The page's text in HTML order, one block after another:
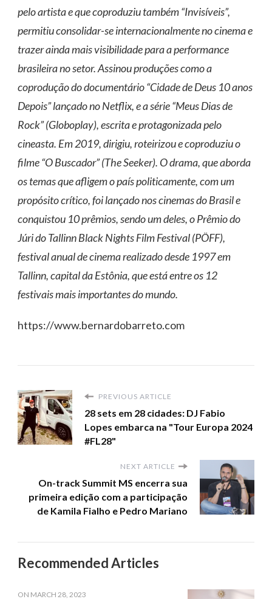
pelo artista e que coproduziu também “Invisíveis”,
permitiu consolidar-se internacionalmente no cinema e
trazer ainda mais visibilidade para a performance
brasileira no setor. Assinou produções como a
coprodução do documentário “Cidade de Deus 10 anos
Depois” lançado no Netflix, e a série “Meus Dias de
Rock” (Globoplay), escrita e protagonizada pelo
cineasta. Em 2019, dirigiu, roteirizou e coproduziu o
filme “O Buscador” (The Seeker). O drama, que aborda
os temas que afligem o país politicamente, com um
propósito crítico, foi lançado nos cinemas do Brasil e
conquistou 10 prêmios, sendo um deles, o Prêmio do
Júri do Tallinn Black Nights Film Festival (PÖFF),
festival anual de cinema realizado desde 1997 em
Tallinn, capital da Estônia, que está entre os 12
festivais mais importantes do mundo.
https://www.bernardobarreto.com
PREVIOUS ARTICLE
28 sets em 28 cidades: DJ Fabio
Lopes embarca na "Tour Europa 2024
#FL28"
NEXT ARTICLE
On-track Summit MS encerra sua
primeira edição com a participação
de Kamila Fialho e Pedro Mariano
Recommended Articles
ON MARCH 28, 2023